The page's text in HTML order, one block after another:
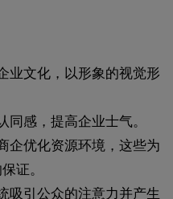
业文化，以形象的视觉形
同感，提高企业士气。
企优化资源环境，这些为
证。
吸引公众的注意力并产生